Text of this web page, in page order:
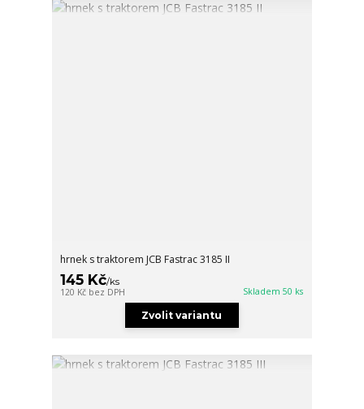
hrnek s traktorem JCB Fastrac 3185 II
145 Kč/ks
120 Kč bez DPH Skladem 50 ks
Zvolit variantu